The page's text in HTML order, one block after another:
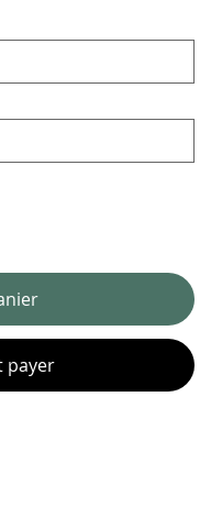
payer